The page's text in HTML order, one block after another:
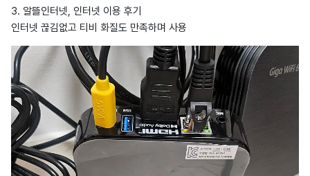
3. 알뜰인터넷, 인터넷 이용 후기
인터넷 끊김없고 티비 화질도 만족하며 사용